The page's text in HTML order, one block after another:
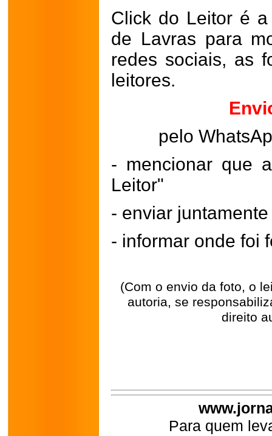
Click do Leitor é
de Lavras para
redes sociais, as
leitores.
pelo
- mencionar que
Leitor"
- enviar
- informar onde foi
(Com o envio da foto, o
autoria, se
direito
Para quem